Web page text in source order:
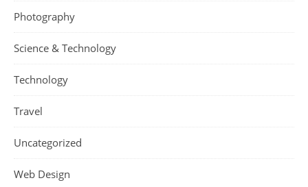
Photography
Science & Technology
Technology
Travel
Uncategorized
Web Design